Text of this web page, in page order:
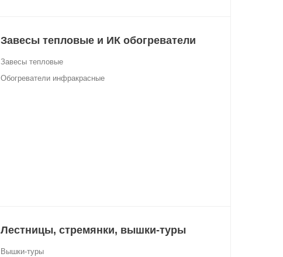
Завесы тепловые и ИК обогреватели
Завесы тепловые
Обогреватели инфракрасные
Лестницы, стремянки, вышки-туры
Вышки-туры